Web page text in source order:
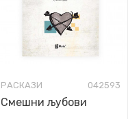
РАСКАЗИ 042593
Смешни љубови